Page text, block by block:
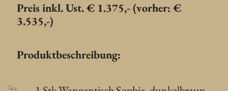
Preis inkl. Ust. € 1.375,- (vorher: €
3.535,-)
Produktbeschreibung: